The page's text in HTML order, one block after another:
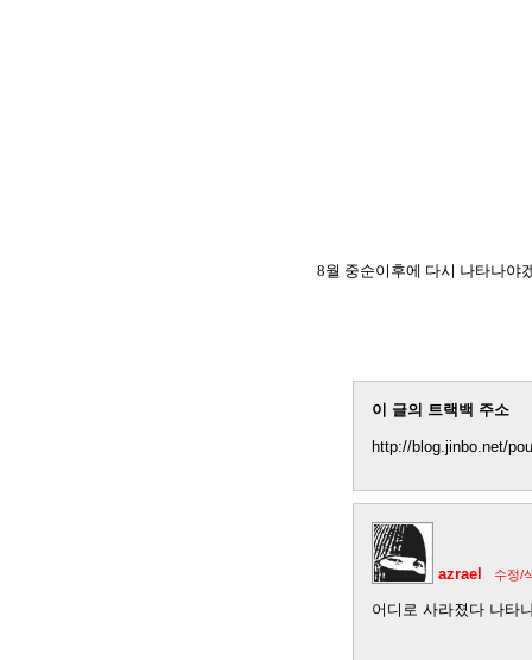
8월 중순이후에 다시 나타나야
이 글의 트랙백 주소
http://blog.jinbo.net/
azrael 수정/
어디로 사라졌다 나타